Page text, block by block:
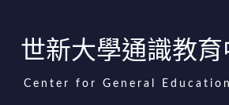
世新大學通識教育